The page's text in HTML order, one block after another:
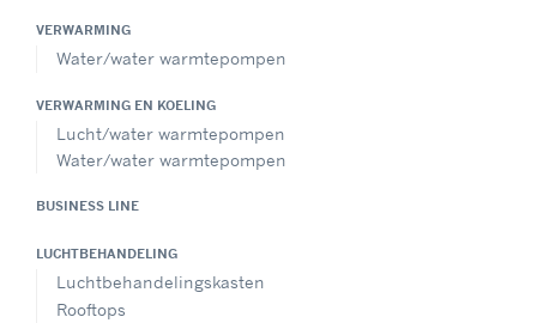
VERWARMING
Water/water warmtepompen
VERWARMING EN KOELING
Lucht/water warmtepompen
Water/water warmtepompen
BUSINESS LINE
LUCHTBEHANDELING
Luchtbehandelingskasten
Rooftops